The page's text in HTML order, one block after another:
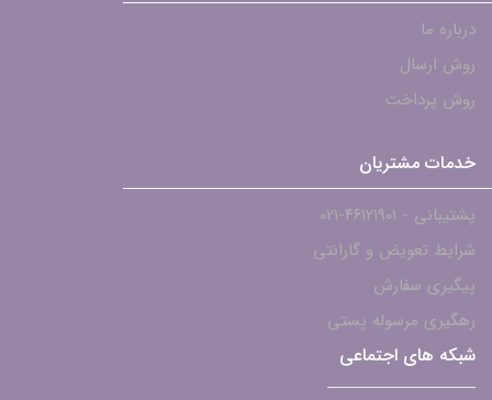
درباره ما
روش ارسال
روش پرداخت
خدمات مشتریان
پشتیبانی - ۴۶۱۲۱۹۰۱-021
شرایط تعویض و گارانتی
پیگیری سفارش
رهگیری مرسوله پستی
شبکه های اجتماعی